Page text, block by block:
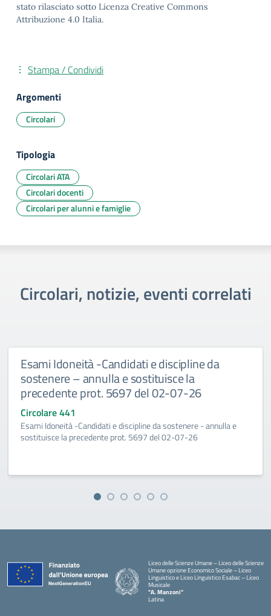
stato rilasciato sotto Licenza Creative Commons
Attribuzione 4.0 Italia.
Stampa / Condividi
Argomenti
Circolari
Tipologia
Circolari ATA
Circolari docenti
Circolari per alunni e famiglie
Circolari, notizie, eventi correlati
Esami Idoneità -Candidati e discipline da
sostenere – annulla e sostituisce la
precedente prot. 5697 del 02-07-26
Circolare 441
Esami Idoneità -Candidati e discipline da sostenere - annulla e
sostituisce la precedente prot. 5697 del 02-07-26
Liceo delle Scienze Umane – Liceo delle Scienze
Umane opzione Economico Sociale – Liceo
Linguistico e Liceo Linguistico Esabac – Liceo
Musicale
"A. Manzoni"
Latina